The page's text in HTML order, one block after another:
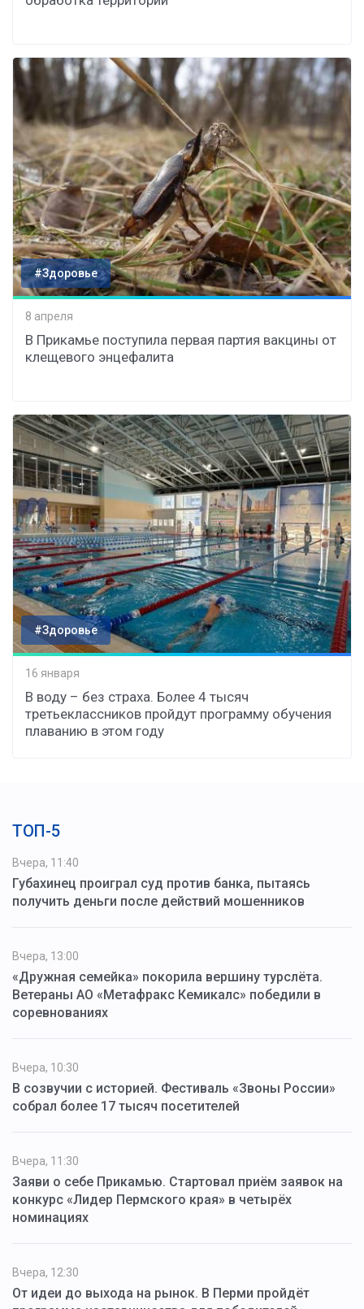
#Здоровье
8 апреля
В Прикамье поступила первая партия вакцины от
клещевого энцефалита
#Здоровье
16 января
В воду – без страха. Более 4 тысяч
третьеклассников пройдут программу обучения
плаванию в этом году
ТОП-5
Вчера, 11:40
Губахинец проиграл суд против банка, пытаясь
получить деньги после действий мошенников
Вчера, 13:00
«Дружная семейка» покорила вершину турслёта.
Ветераны АО «Метафракс Кемикалс» победили в
соревнованиях
Вчера, 10:30
В созвучии с историей. Фестиваль «Звоны России»
собрал более 17 тысяч посетителей
Вчера, 11:30
Заяви о себе Прикамью. Стартовал приём заявок на
конкурс «Лидер Пермского края» в четырёх
номинациях
Вчера, 12:30
От идеи до выхода на рынок. В Перми пройдёт